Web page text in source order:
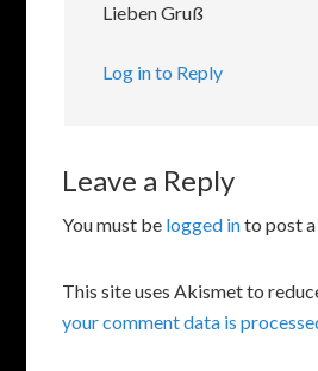
Lieben Gruß
Log in to Reply
Leave a Reply
You must be logged into post
This site uses Akismet to
your comment data is